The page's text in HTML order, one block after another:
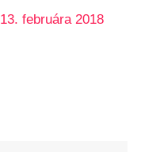
13. februára 2018